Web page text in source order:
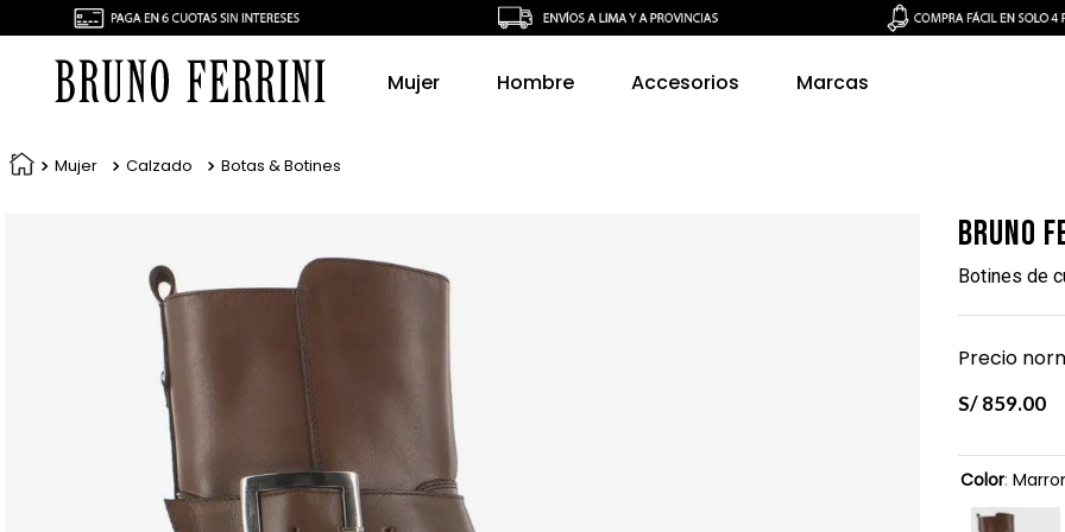
Mujer Hombre Accesorios Marcas
Mujer Calzado Botas & Botines
Bruno
Botines de
Precio
S/ 859.00
Color: